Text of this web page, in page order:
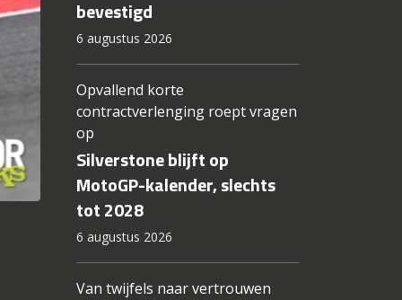
bevestigd
6 augustus 2026
Opvallend korte
contractverlenging roept vragen
op
Silverstone blijft op
MotoGP-kalender, slechts
tot 2028
6 augustus 2026
Van twijfels naar vertrouwen